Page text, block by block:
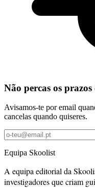
Não percas os
Avisamos-te por email
cancelas quando quiseres.
Equipa Skoolist
A equipa editorial da
investigadores que criam